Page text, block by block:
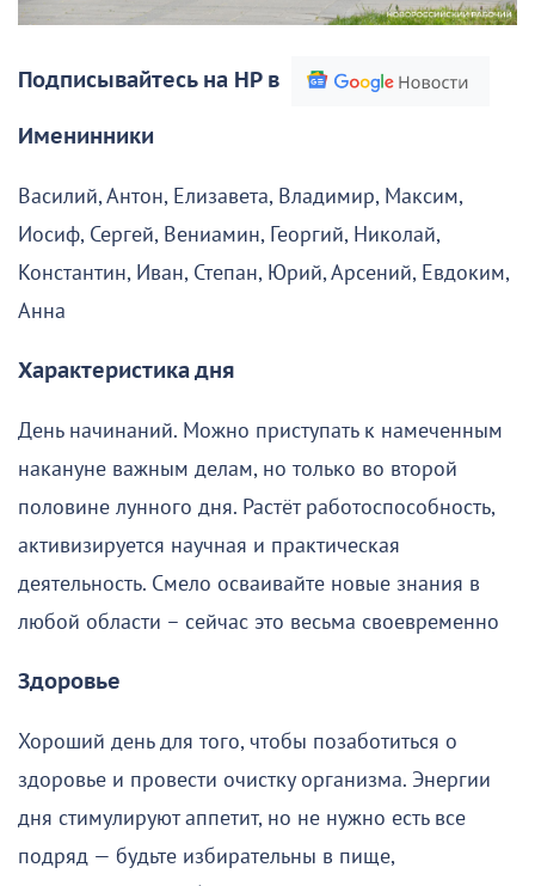
Подписывайтесь на НР в
Именинники
Василий, Антон, Елизавета, Владимир, Максим,
Иосиф, Сергей, Вениамин, Георгий, Николай,
Константин, Иван, Степан, Юрий, Арсений, Евдоким,
Анна
Характеристика дня
День начинаний. Можно приступать к намеченным
накануне важным делам, но только во второй
половине лунного дня. Растёт работоспособность,
активизируется научная и практическая
деятельность. Смело осваивайте новые знания в
любой области – сейчас это весьма своевременно
Здоровье
Хороший день для того, чтобы позаботиться о
здоровье и провести очистку организма. Энергии
дня стимулируют аппетит, но не нужно есть все
подряд — будьте избирательны в пище,